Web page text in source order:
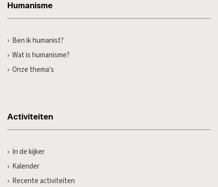
Humanisme
Ben ik humanist?
Wat is humanisme?
Onze thema's
Activiteiten
In de kijker
Kalender
Recente activiteiten